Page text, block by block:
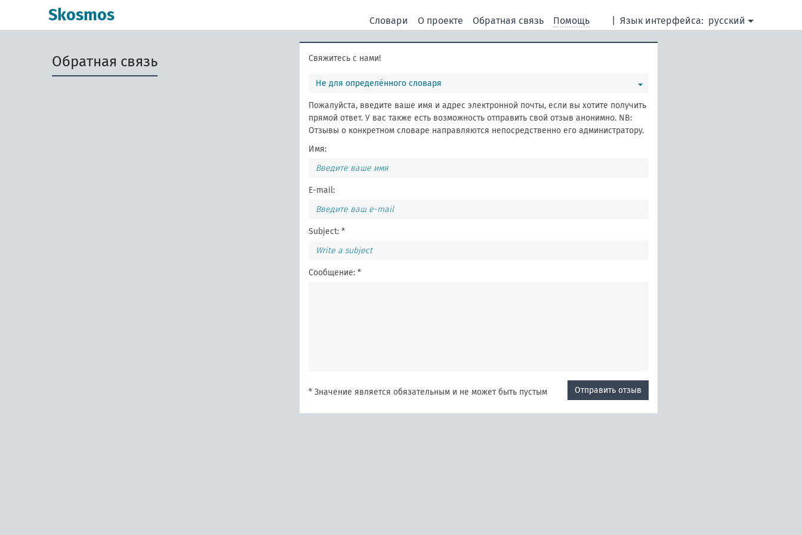
Skosmos Язык интерфейса: русский
Словари О проекте Обратная связь Помощь
Обратная связь Свяжитесь с нами!
Не для определённого словаря
Пожалуйста, введите ваше имя и адрес электронной почты, если вы хотите получить
прямой ответ. У вас также есть возможность отправить свой отзыв анонимно. NB:
Отзывы о конкретном словаре направляются непосредственно его администратору.
Имя:
E-mail:
Subject: *
Сообщение: *
Отправить отзыв
* Значение является обязательным и не может быть пустым